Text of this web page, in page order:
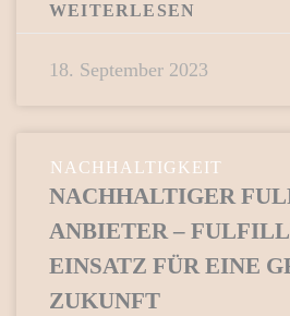
WEITERLESEN
18. September 2023
NACHHALTIGKEIT
NACHHALTIGER
ANBIETER –
EINSATZ FÜR EINE
ZUKUNFT